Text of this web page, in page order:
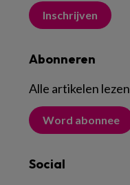
Inschrijven
Abonneren
Alle artikelen lezen
Word abonnee
Social